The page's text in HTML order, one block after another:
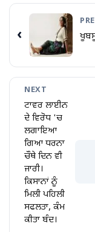
‹
NEXT
ਟਾਵਰ ਲਾਈਨ
ਦੇ ਵਿਰੋਧ 'ਚ
ਲਗਾਇਆ
ਗਿਆ ਧਰਨਾ
ਚੌਥੇ ਦਿਨ ਵੀ
ਜਾਰੀ।
ਕਿਸਾਨਾਂ ਨੂੰ
ਮਿਲੀ ਪਹਿਲੀ
ਸਫਲਤਾ, ਕੰਮ
ਕੀਤਾ ਬੰਦ।